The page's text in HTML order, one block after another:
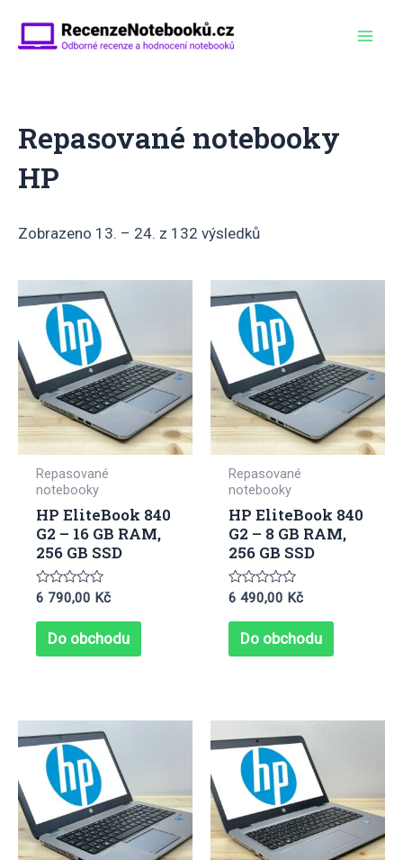
Repasované notebooky
HP
Zobrazeno 13. – 24. z 132 výsledků
Repasované
notebooky
HP EliteBook 840
G2 – 16 GB RAM,
256 GB SSD
Hodnocení
z
6 790,00 Kč
Do obchodu
Repasované
notebooky
HP EliteBook 840
G2 – 8 GB RAM,
256 GB SSD
Hodnocení
z
6 490,00 Kč
Do obchodu